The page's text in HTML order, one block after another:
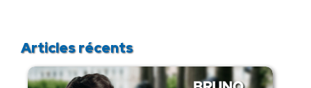
Articles récents